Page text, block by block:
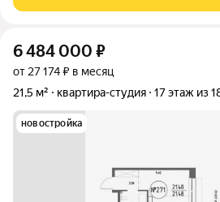
6 484 000 ₽
от 27 174 ₽ в месяц
21,5 м²
квартира-студия 17 этаж из
новостройка